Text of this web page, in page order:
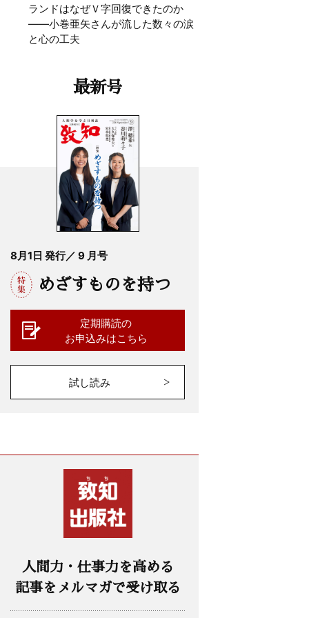
ランドはなぜＶ字回復できたのか
——小巻亜矢さんが流した数々の涙
と心の工夫
最新号
8月1日 発行／ 9 月号
めざすものを持つ
定期購読の
お申込みはこちら
試し読み
人間力・仕事力を高める
記事をメルマガで受け取る